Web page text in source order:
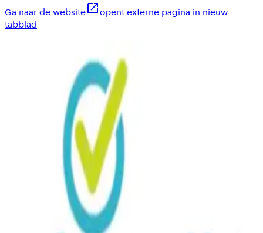
Ga naar de website
opent externe pagina in nieuw
tabblad